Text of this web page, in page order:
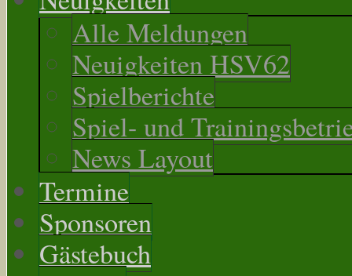
Alle Meldungen
Neuigkeiten HSV62
Spielberichte
Spiel- und
News Layout
Termine
Sponsoren
Gästebuch